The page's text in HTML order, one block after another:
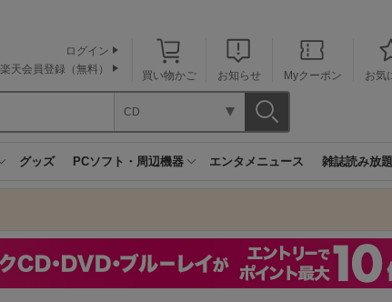
買い物かご お知らせ Myクーポン お気
ログイン
楽天会員登録（無料）
CD
グッズ PCソフト・周辺機器 エンタメニュース 雑誌読み放題